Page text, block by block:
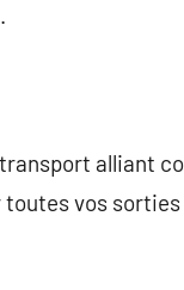
transport alliant
vos